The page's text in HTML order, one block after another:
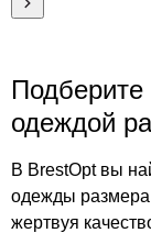
одеждой
В BrestOpt вы
одежды
жертвуя